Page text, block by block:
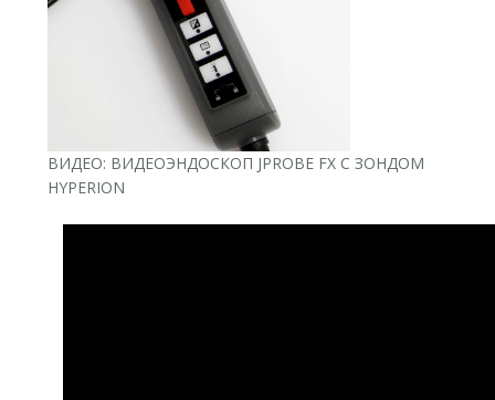
ВИДЕО: ВИДЕОЭНДОСКОП JPROBE FX С ЗОНДОМ
HYPERION